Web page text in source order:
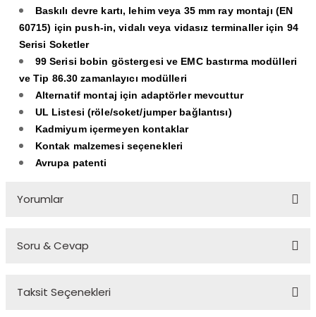
Baskılı devre kartı, lehim veya 35 mm ray montajı (EN
60715) için push-in, vidalı veya vidasız terminaller için 94
Serisi Soketler
99 Serisi bobin göstergesi ve EMC bastırma modülleri
ve Tip 86.30 zamanlayıcı modülleri
Alternatif montaj için adaptörler mevcuttur
UL Listesi (röle/soket/jumper bağlantısı)
Kadmiyum içermeyen kontaklar
Kontak malzemesi seçenekleri
Avrupa patenti
Yorumlar
Soru & Cevap
Ürün hakkında henüz soru sorulmamış.
Taksit Seçenekleri